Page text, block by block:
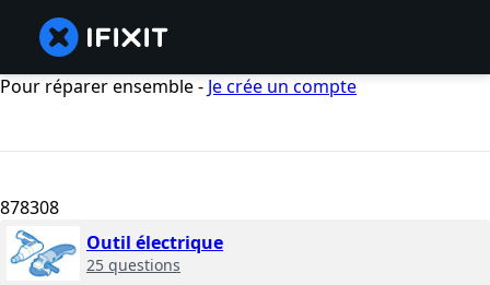
Pour réparer ensemble - Je crée un compte
878308
Outil électrique
25 questions